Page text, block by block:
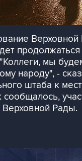
Верховной
мы
народу", -
штаба к
сообщалось,
Рады.